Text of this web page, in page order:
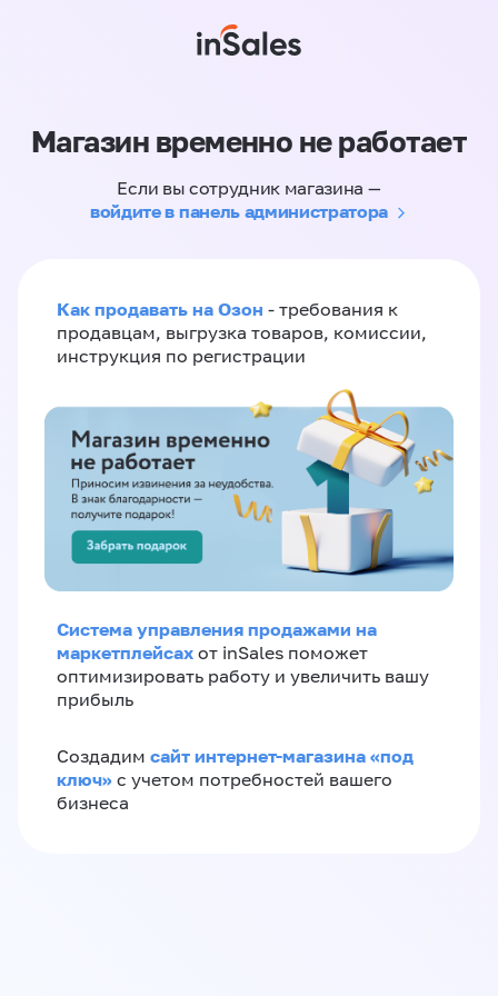
Магазин временно не работает
Если вы сотрудник магазина —
войдите в панель администратора
Как продавать на Озон - требования к
продавцам, выгрузка товаров, комиссии,
инструкция по регистрации
Система управления продажами на
маркетплейсах от inSales поможет
оптимизировать работу и увеличить вашу
прибыль
Создадим сайт интернет-магазина «под
ключ» с учетом потребностей вашего
бизнеса